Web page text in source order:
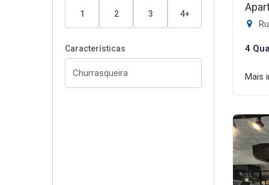
1 2 3 4+
Características 4
Mais